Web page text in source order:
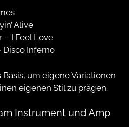
Alive
– I Feel Love
Disco Inferno
um eigene Variationen
eigenen Stil zu prägen.
Instrument und Amp